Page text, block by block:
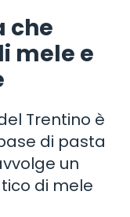
che
mele e
Trentino è
di pasta
un
di mele